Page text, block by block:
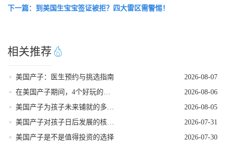
下一篇：到美国生宝宝签证被拒？四大雷区需警惕！
相关推荐
美国产子：医生预约与挑选指南
2026-08-07
2026-08-06
2026-08-05
2026-07-31
美国产子是不是值得投资的选择
2026-07-30